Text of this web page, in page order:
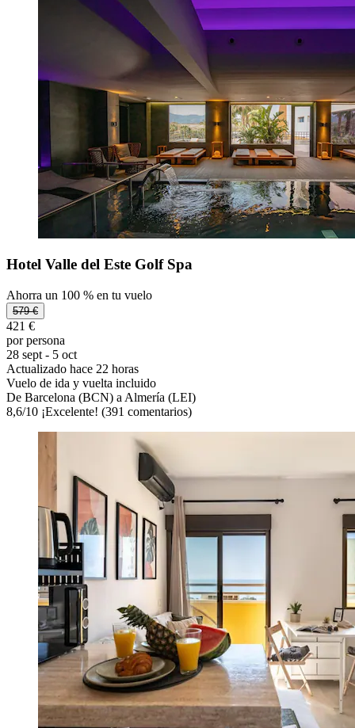
Hotel Valle del Este Golf Spa
Ahorra un 100 % en tu vuelo
579 €
421 €
por persona
28 sept - 5 oct
Actualizado hace 22 horas
Vuelo de ida y vuelta incluido
De Barcelona (BCN) a Almería (LEI)
8,6/10 ¡Excelente! (391 comentarios)